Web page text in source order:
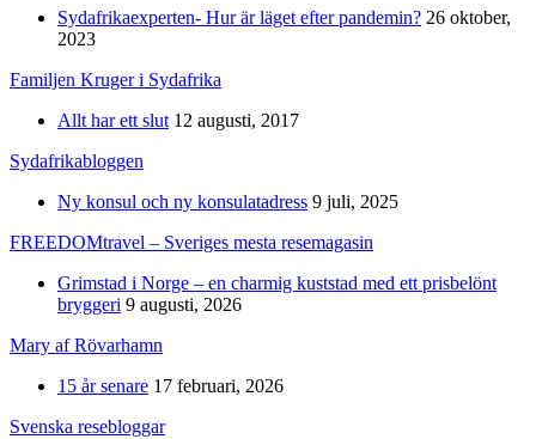
Sydafrikaexperten- Hur är läget efter pandemin? 26 oktober,
2023
Familjen Kruger i Sydafrika
Allt har ett slut 12 augusti, 2017
Sydafrikabloggen
Ny konsul och ny konsulatadress 9 juli, 2025
FREEDOMtravel – Sveriges mesta resemagasin
Grimstad i Norge – en charmig kuststad med ett prisbelönt
bryggeri 9 augusti, 2026
Mary af Rövarhamn
15 år senare 17 februari, 2026
Svenska resebloggar